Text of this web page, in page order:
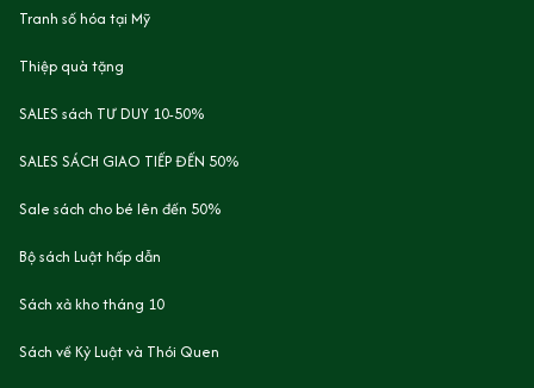
Tranh số hóa tại Mỹ
Thiệp quà tặng
SALES sách TƯ DUY 10-50%
SALES SÁCH GIAO TIẾP ĐẾN 50%
Sale sách cho bé lên đến 50%
Bộ sách Luật hấp dẫn
Sách xả kho tháng 10
Sách về Kỷ Luật và Thói Quen